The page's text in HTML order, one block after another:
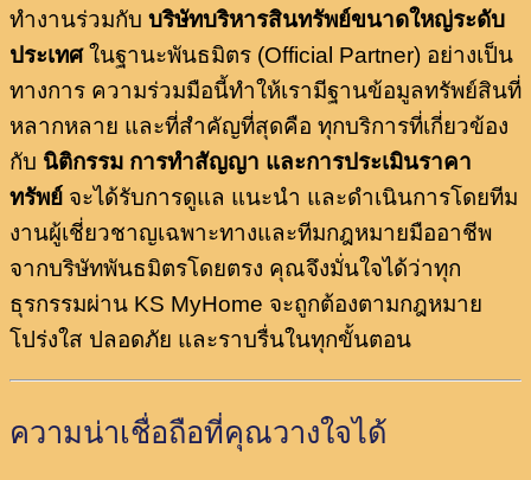
ทำงานร่วมกับ บริษัทบริหารสินทรัพย์ขนาดใหญ่ระดับ
ประเทศในฐานะพันธมิตร (Official Partner) อย่างเป็น
ทางการ ความร่วมมือนี้ทำให้เรามีฐานข้อมูลทรัพย์สินที่
หลากหลาย และที่สำคัญที่สุดคือ ทุกบริการที่เกี่ยวข้อง
กับ นิติกรรม การทำสัญญา และการประเมินราคา
ทรัพย์ จะได้รับการดูแล แนะนำ และดำเนินการโดยทีม
งานผู้เชี่ยวชาญเฉพาะทางและทีมกฎหมายมืออาชีพ
จากบริษัทพันธมิตรโดยตรง คุณจึงมั่นใจได้ว่าทุก
ธุรกรรมผ่าน KS MyHome จะถูกต้องตามกฎหมาย
โปร่งใส ปลอดภัย และราบรื่นในทุกขั้นตอน
ความน่าเชื่อถือที่คุณวางใจได้